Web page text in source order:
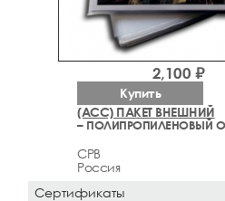
(ACC) ПАКЕТ ВНЕШНИЙ
CPB
Россия
2,100 ₽
Купить
Сертификаты